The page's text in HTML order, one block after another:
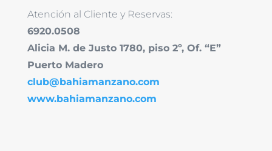
Atención al Cliente y Reservas:
6920.0508
Alicia M. de Justo 1780, piso 2º, Of. “E”
Puerto Madero
club@bahiamanzano.com
www.bahiamanzano.com